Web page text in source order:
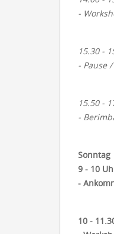
-
15.30 -
- Pause
15.50 -
-
Sonntag
9 - 10
-
10 -